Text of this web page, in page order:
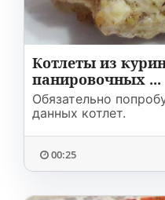
Котлеты из
панировочных ...
Обязательно
данных котлет.
00:25